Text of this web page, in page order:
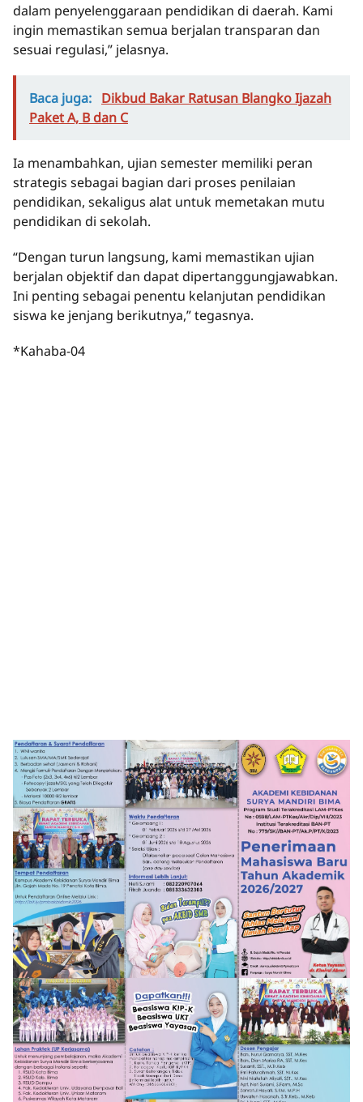
dalam penyelenggaraan pendidikan di daerah. Kami
ingin memastikan semua berjalan transparan dan
sesuai regulasi,” jelasnya.
Baca juga: Dikbud Bakar Ratusan Blangko Ijazah
Paket A, B dan C
Ia menambahkan, ujian semester memiliki peran
strategis sebagai bagian dari proses penilaian
pendidikan, sekaligus alat untuk memetakan mutu
pendidikan di sekolah.
“Dengan turun langsung, kami memastikan ujian
berjalan objektif dan dapat dipertanggungjawabkan.
Ini penting sebagai penentu kelanjutan pendidikan
siswa ke jenjang berikutnya,” tegasnya.
*Kahaba-04